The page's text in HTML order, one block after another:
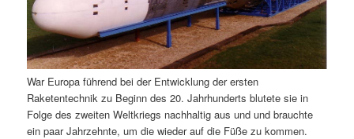
I
n
h
a
e
n
I
n
n
War Europa führend bei der Entwicklung der ersten
Raketentechnik zu Beginn des 20. Jahrhunderts blutete sie in
Folge des zweiten Weltkriegs nachhaltig aus und und brauchte
ein paar Jahrzehnte, um die wieder auf die Füße zu kommen.